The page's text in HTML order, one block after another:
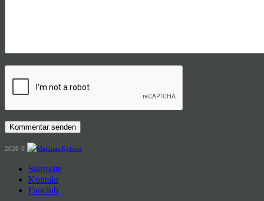
2026 ©
Startseite
Kontakt
Fanclub